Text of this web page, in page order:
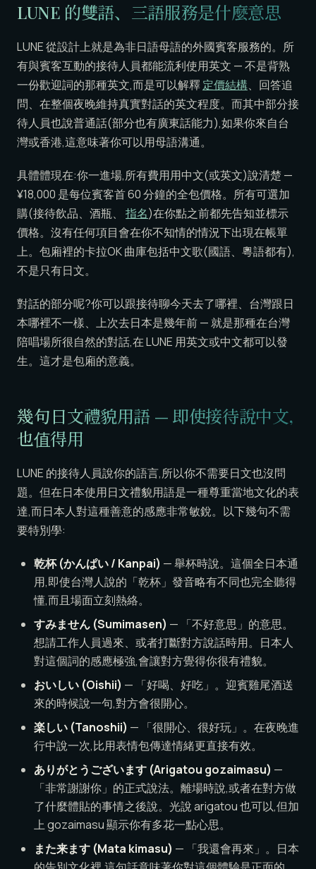
LUNE 的雙語、三語服務是什麼意思
LUNE 從設計上就是為非日語母語的外國賓客服務的。所
有與賓客互動的接待人員都能流利使用英文 — 不是背熟
一份歡迎詞的那種英文,而是可以解釋定價結構、回答追
問、在整個夜晚維持真實對話的英文程度。而其中部分接
待人員也說普通話(部分也有廣東話能力),如果你來自台
灣或香港,這意味著你可以用母語溝通。
具體體現在:你一進場,所有費用用中文(或英文)說清楚 —
¥18,000 是每位賓客首 60 分鐘的全包價格。所有可選加
購(接待飲品、酒瓶、
指名)在你點之前都先告知並標示
價格。沒有任何項目會在你不知情的情況下出現在帳單
上。包廂裡的卡拉OK 曲庫包括中文歌(國語、粵語都有),
不是只有日文。
對話的部分呢?你可以跟接待聊今天去了哪裡、台灣跟日
本哪裡不一樣、上次去日本是幾年前 — 就是那種在台灣
陪唱場所很自然的對話,在 LUNE 用英文或中文都可以發
生。這才是包廂的意義。
幾句日文禮貌用語 — 即使接待說中文,
也值得用
LUNE 的接待人員說你的語言,所以你不需要日文也沒問
題。但在日本使用日文禮貌用語是一種尊重當地文化的表
達,而日本人對這種善意的感應非常敏銳。以下幾句不需
要特別學:
乾杯 (かんぱい / Kanpai) — 舉杯時說。這個全日本通
用,即使台灣人說的「乾杯」發音略有不同也完全聽得
懂,而且場面立刻熱絡。
すみません (Sumimasen) — 「不好意思」的意思。
想請工作人員過來、或者打斷對方說話時用。日本人
對這個詞的感應極強,會讓對方覺得你很有禮貌。
おいしい (Oishii) — 「好喝、好吃」。迎賓雞尾酒送
來的時候說一句,對方會很開心。
楽しい (Tanoshii) — 「很開心、很好玩」。在夜晚進
行中說一次,比用表情包傳達情緒更直接有效。
ありがとうございます (Arigatou gozaimasu) —
「非常謝謝你」的正式說法。離場時說,或者在對方做
了什麼體貼的事情之後說。光說 arigatou 也可以,但加
上 gozaimasu 顯示你有多花一點心思。
また来ます (Mata kimasu) — 「我還會再來」。日本